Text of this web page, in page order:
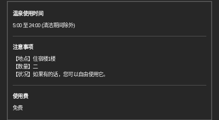
温泉使用时间
5:00 至 24:00 (清洁期间除外)
注意事项
【地点】住宿楼1楼
【数量】二
【状况】如果有的话，您可以自由使用它。
使用费
免费